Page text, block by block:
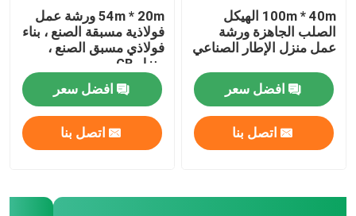
100m * 40m الهيكل
الصلب الجاهزة ورشة
عمل منزل الإطار الصناعي
افضل سعر
اتصل بنا
54m * 20m ورشة عمل
فولاذية مسبقة الصنع ، بناء
فولاذي مسبق الصنع ،
منزل GB
افضل سعر
اتصل بنا